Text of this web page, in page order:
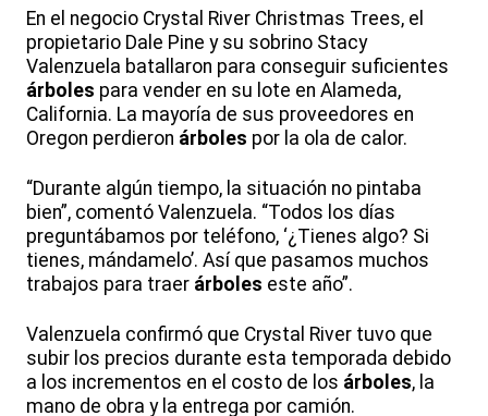
En el negocio Crystal River Christmas Trees, el
propietario Dale Pine y su sobrino Stacy
Valenzuela batallaron para conseguir suficientes
árboles para vender en su lote en Alameda,
California. La mayoría de sus proveedores en
Oregon perdieron árboles por la ola de calor.
“Durante algún tiempo, la situación no pintaba
bien”, comentó Valenzuela. “Todos los días
preguntábamos por teléfono, ‘¿Tienes algo? Si
tienes, mándamelo’. Así que pasamos muchos
trabajos para traer árboles este año”.
Valenzuela confirmó que Crystal River tuvo que
subir los precios durante esta temporada debido
a los incrementos en el costo de los árboles, la
mano de obra y la entrega por camión.